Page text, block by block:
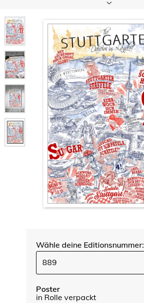
Wähle deine Editionsnummer:
889
Poster
in Rolle verpackt